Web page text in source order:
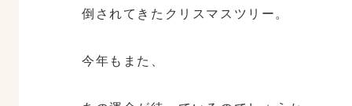
倒されてきたクリスマスツリー。
今年もまた、